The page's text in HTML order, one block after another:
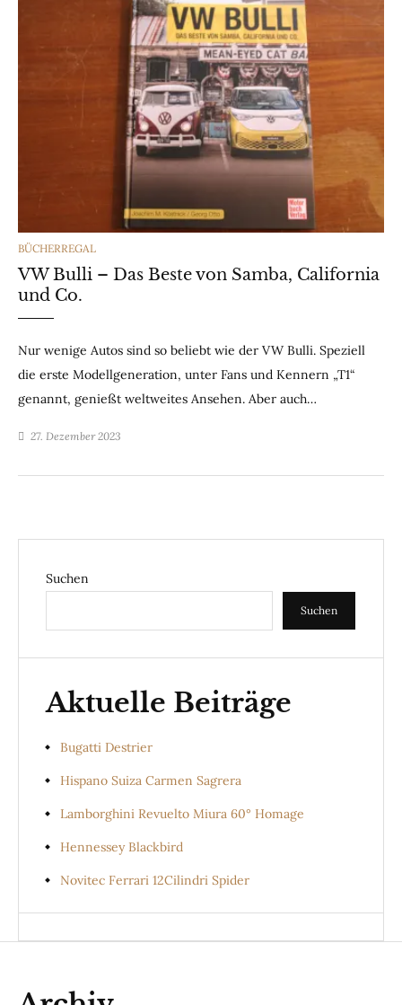
CATEGORIES
BÜCHERREGAL
VW Bulli – Das Beste von Samba, California
und Co.
Nur wenige Autos sind so beliebt wie der VW Bulli. Speziell
die erste Modellgeneration, unter Fans und Kennern „T1“
genannt, genießt weltweites Ansehen. Aber auch…
27. Dezember 2023
Suchen
Suchen
Aktuelle Beiträge
Bugatti Destrier
Hispano Suiza Carmen Sagrera
Lamborghini Revuelto Miura 60° Homage
Hennessey Blackbird
Novitec Ferrari 12Cilindri Spider